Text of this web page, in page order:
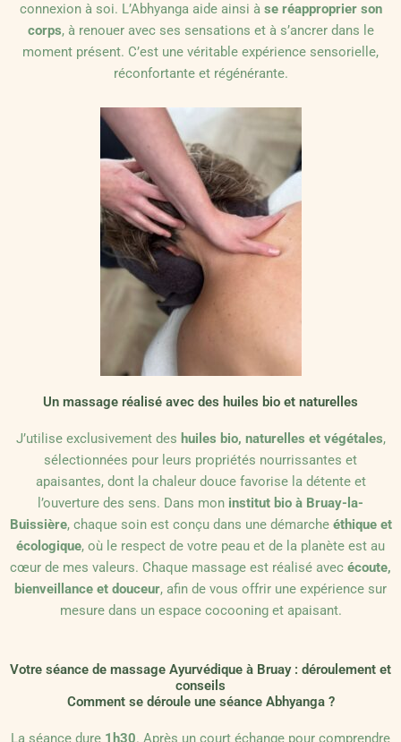
connexion à soi. L’Abhyanga aide ainsi à se réapproprier son
corps, à renouer avec ses sensations et à s’ancrer dans le
moment présent. C’est une véritable expérience sensorielle,
réconfortante et régénérante.
Un massage réalisé avec des huiles bio et naturelles
J’utilise exclusivement des huiles bio, naturelles et végétales,
sélectionnées pour leurs propriétés nourrissantes et
apaisantes, dont la chaleur douce favorise la détente et
l’ouverture des sens. Dans mon institut bio à Bruay-la-
Buissière, chaque soin est conçu dans une démarche éthique et
écologique, où le respect de votre peau et de la planète est au
cœur de mes valeurs. Chaque massage est réalisé avec écoute,
bienveillance et douceur, afin de vous offrir une expérience sur
mesure dans un espace cocooning et apaisant.
Votre séance de massage Ayurvédique à Bruay : déroulement et
conseils
Comment se déroule une séance Abhyanga ?
La séance dure 1h30. Après un court échange pour comprendre